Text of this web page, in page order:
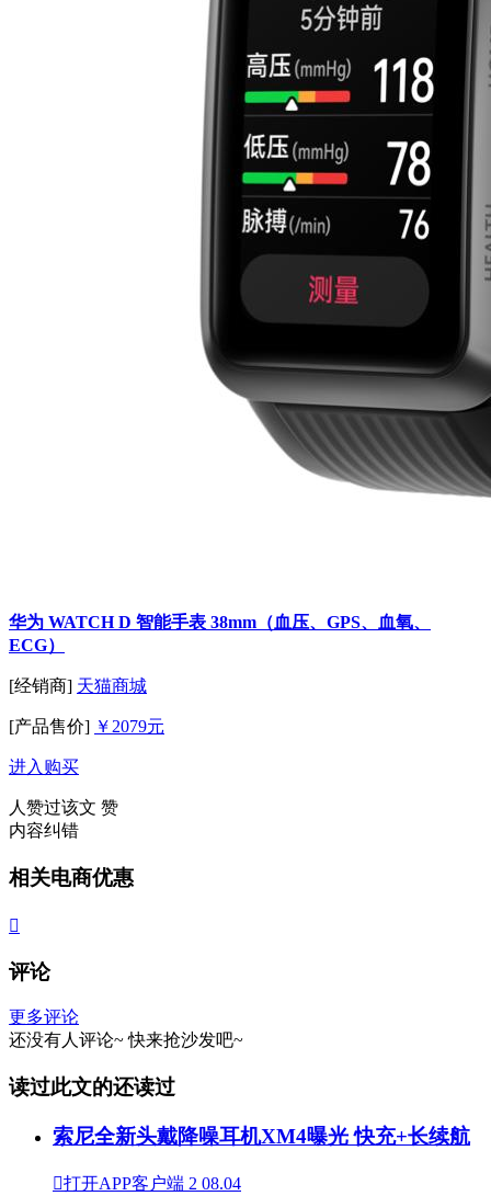
华为 WATCH D 智能手表 38mm（血压、GPS、血氧、
ECG）
[经销商] 天猫商城
[产品售价] ￥2079元
进入购买
人赞过该文 赞
内容纠错
相关电商优惠

评论
更多评论
还没有人评论~ 快来抢沙发吧~
读过此文的还读过
索尼全新头戴降噪耳机XM4曝光 快充+长续航
打开APP客户端 2 08.04